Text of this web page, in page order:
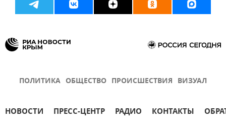
ПОЛИТИКА ОБЩЕСТВО ПРОИСШЕСТВИЯ ВИЗУАЛ
НОВОСТИ ПРЕСС-ЦЕНТР РАДИО КОНТАКТЫ